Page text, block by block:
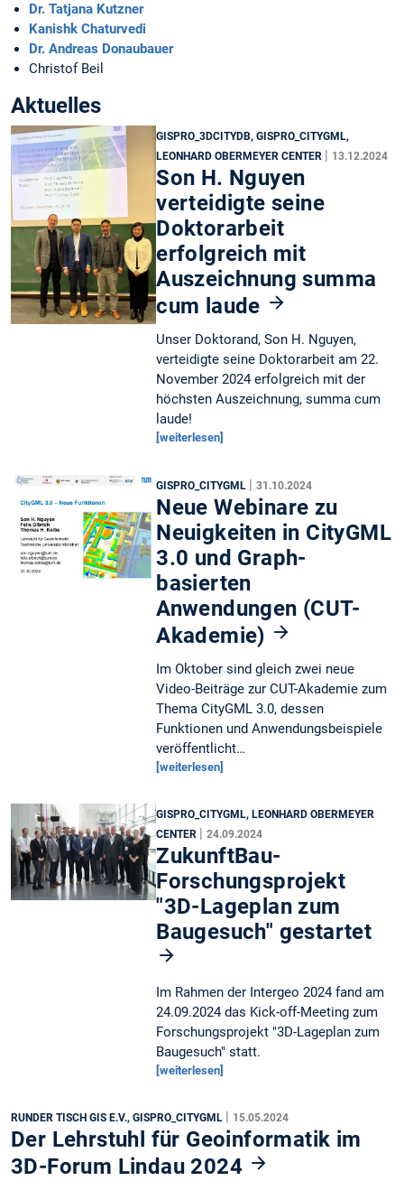
Dr. Tatjana Kutzner
Kanishk Chaturvedi
Dr. Andreas Donaubauer
Christof Beil
Aktuelles
GISPRO_3DCITYDB, GISPRO_CITYGML,
LEONHARD OBERMEYER CENTER
13.12.2024
Son H. Nguyen
verteidigte seine
Doktorarbeit
erfolgreich mit
Auszeichnung summa
cum laude
Unser Doktorand, Son H. Nguyen,
verteidigte seine Doktorarbeit am 22.
November 2024 erfolgreich mit der
höchsten Auszeichnung, summa cum
laude!
[weiterlesen]
GISPRO_CITYGML |31.10.2024
Neue Webinare zu
Neuigkeiten in CityGML
3.0 und Graph-
basierten
Anwendungen (CUT-
Akademie)
Im Oktober sind gleich zwei neue
Video-Beiträge zur CUT-Akademie zum
Thema CityGML 3.0, dessen
Funktionen und Anwendungsbeispiele
veröffentlicht…
[weiterlesen]
GISPRO_CITYGML, LEONHARD OBERMEYER
CENTER |24.09.2024
ZukunftBau-
Forschungsprojekt
"3D-Lageplan zum
Baugesuch" gestartet
Im Rahmen der Intergeo 2024 fand am
24.09.2024 das Kick-off-Meeting zum
Forschungsprojekt "3D-Lageplan zum
Baugesuch" statt.
[weiterlesen]
RUNDER TISCH GIS E.V., GISPRO_CITYGML | 15.05.2024
Der Lehrstuhl für Geoinformatik im
3D-Forum Lindau 2024